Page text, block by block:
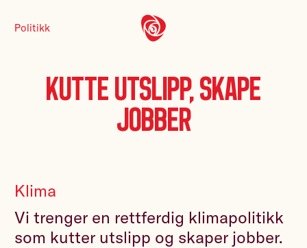
Politikk
Kutte utslipp, skape
jobber
Klima
Vi trenger en rettferdig klimapolitikk
som kutter utslipp og skaper jobber.